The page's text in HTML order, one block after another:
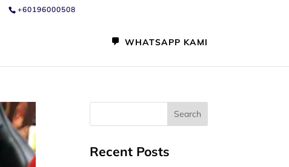
+60196000508
WHATSAPP KAMI
Recent Posts